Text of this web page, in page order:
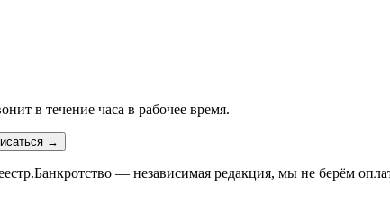
в течение часа в рабочее время.
→
— независимая редакция, мы не берём